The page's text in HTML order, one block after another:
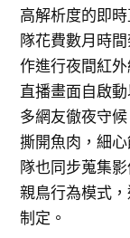
高解析度的即
隊花費數月時
作進行夜間紅
直播畫面自啟
多網友徹夜守
撕開魚肉，細
隊也同步蒐集
親鳥行為模式
制定。